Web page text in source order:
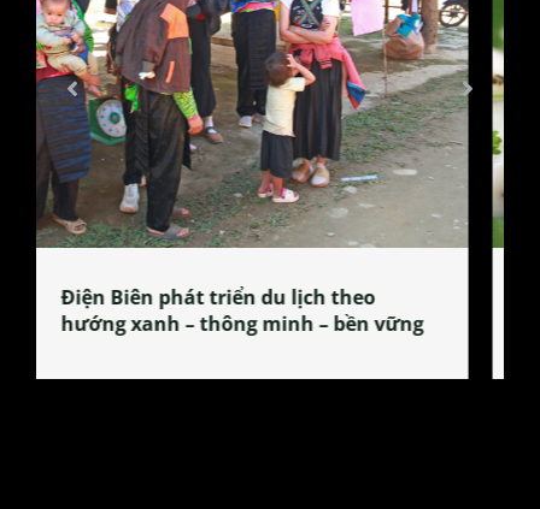
Làng làm bánh tẻ Phú Nhi – nơi lan
tỏa đặc sản xứ Đoài